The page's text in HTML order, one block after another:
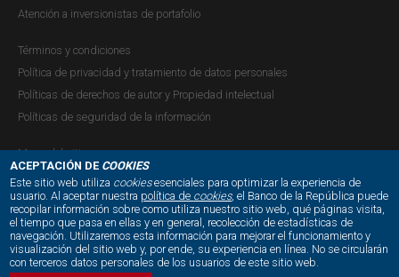
ACEPTACIÓN DE COOKIES
Este sitio web utiliza cookiesesenciales para optimizar la experiencia de
usuario. Al aceptar nuestra política de cookies, el Banco de la República puede
recopilar información sobre como utiliza nuestro sitio web, qué páginas visita,
el tiempo que pasa en ellas y en general, recolección de estadísticas de
navegación. Utilizaremos esta información para mejorar el funcionamiento y
visualización del sitio web y, por ende, su experiencia en línea. No se circularán
con terceros datos personales de los usuarios de este sitio web.
Atención a inversionistas de portafolio
Términos y condiciones
Política de privacidad y tratamiento de datos personales
Políticas de derechos de autor y Propiedad intelectual
Políticas de seguridad de la información
Mapa del sitio
NUESTRAS REDES SOCIALES: